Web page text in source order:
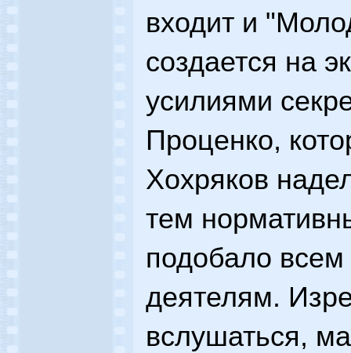
входит и
создается на
усилиями
Проценко,
Хохряков
тем
подобало
деятелям.
вслушаться,